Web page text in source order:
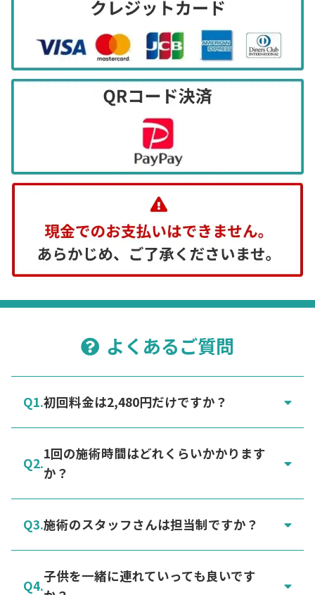
（個人情報の開示・訂正・削除・利用停止
ご提供頂きました個人情報について、開示・
訂正・削除・利用停止等のご本人の権利を行
使される場合は、適切に対応いたします。
（個人情報を提供することの任意性及び当該
情報を提供しなかった場合にご本人に生じる
個人情報をご提供いただくことは、ご本人の
任意です。
しかし必要な情報の一部をご提供いただけな
い場合には、サービスのご提供ができない場
合がございます。あらかじめご了承くださ
よくあるご質問
初回料金は2,480円だけですか？
1回の施術時間はどれくらいかかります
か？
施術のスタッフさんは担当制ですか？
子供を一緒に連れていっても良いです